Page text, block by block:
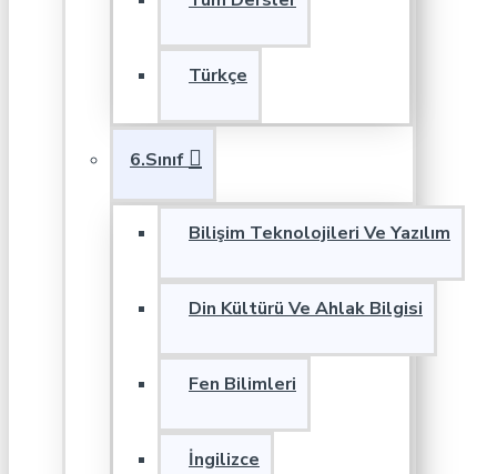
Türkçe
6.Sınıf
Bilişim Teknolojileri Ve Yazılım
Din Kültürü Ve Ahlak Bilgisi
Fen Bilimleri
İngilizce